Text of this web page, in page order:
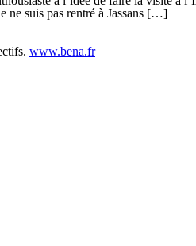
ne suis pas rentré à Jassans […]
www.bena.fr